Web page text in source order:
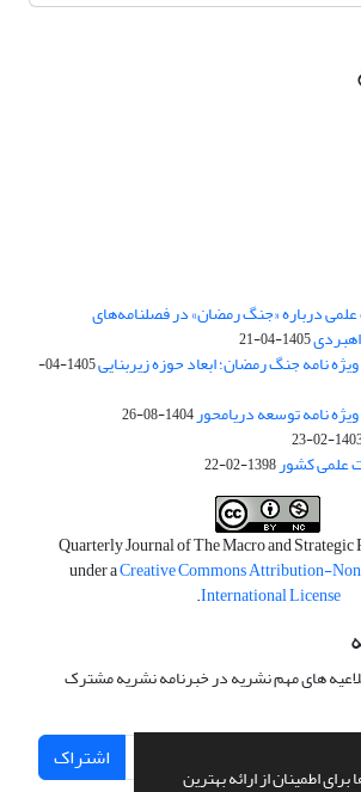
اطمینان از ارائه بهترین
علمی درباره «جنگ رمضان» در فصلنامه‌های
1405-04-21
نامه جنگ رمضان؛ ابعاد حوزه زیربنایی
1405-04-
نامه توسعه دریامحور1404-08-26
1403-
علمی کشور1398-02-22
Quarterly Journal of The Macro and Strategic
under aCreative Commons Attribution-
International License
.
های مهم نشریه در خبرنامه نشریه مشترک
اشتراک